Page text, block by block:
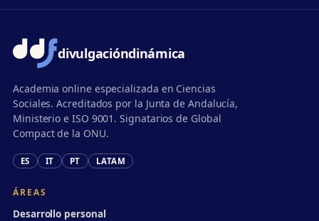
divulgacióndinámica
Academia online especializada en Ciencias
Sociales. Acreditados por la Junta de Andalucía,
Ministerio e ISO 9001. Signatarios de Global
Compact de la ONU.
ES IT PT LATAM
ÁREAS
Desarrollo personal